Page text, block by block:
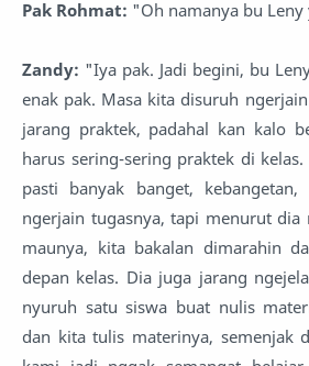
Pak Rohmat: "Oh namanya bu Leny
Zandy: "Iya pak. Jadi begini, bu
enak pak. Masa kita disuruh
jarang praktek, padahal kan kalo
harus sering-sering praktek di
pasti banyak banget,
ngerjain tugasnya, tapi menurut dia
maunya, kita bakalan dimarahin
depan kelas. Dia juga jarang
nyuruh satu siswa buat nulis
dan kita tulis materinya, semenjak